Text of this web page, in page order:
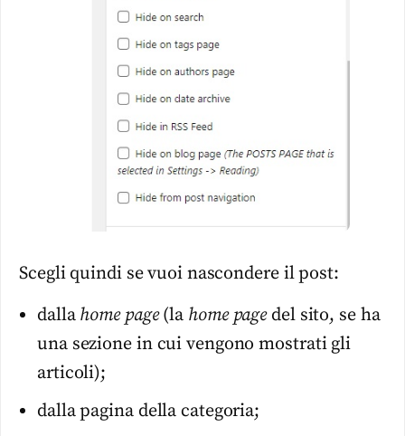
Scegli quindi se vuoi nascondere il post:
dalla home page(la home pagedel sito, se ha
una sezione in cui vengono mostrati gli
articoli);
dalla pagina della categoria;